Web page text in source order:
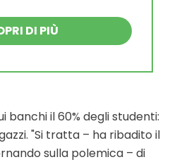
DI PIÙ
banchi il 60% degli studenti:
"Si tratta – ha ribadito il
sulla polemica – di